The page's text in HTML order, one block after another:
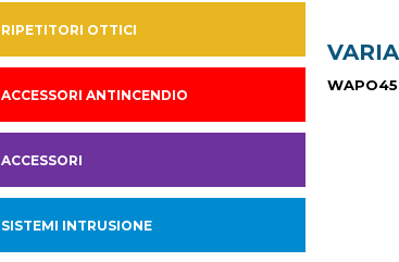
RIPETITORI OTTICI
ACCESSORI ANTINCENDIO
ACCESSORI
SISTEMI INTRUSIONE